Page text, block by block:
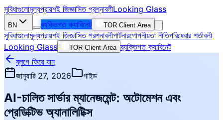
সুবিধাগুলোমূল্যপ্রায়শই জিজ্ঞাসিত প্রশ্নাবলীLooking Glass
BN ব্যক্তিগত ক্যাবিনেট TOR Client Area
সুবিধাগুলোমূল্যপ্রায়শই জিজ্ঞাসিত প্রশ্নাবলীপার্টনারগোপনীয়তা নীতিপরিষেবার শর্তাবলী
Looking Glass
TOR Client Area ব্যক্তিগত ক্যাবিনেট
ব্লগে ফিরে যান
জানুয়ারি 27, 2026
গাইড
AI-চালিত সার্ভার ম্যানেজমেন্ট: অটোমেশন এবং
প্রেডিক্টিভ অ্যানালিটিক্স